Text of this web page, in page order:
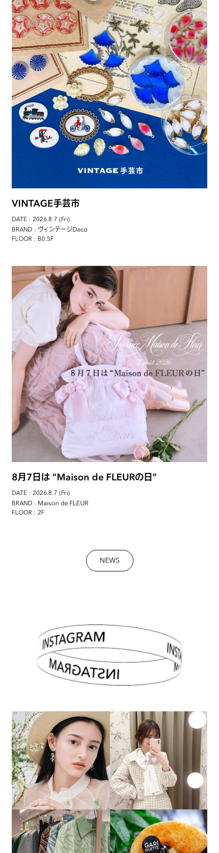
VINTAGE手芸市
DATE : 2026.8.7 (Fri)
BRAND : ヴィンテージDeco
FLOOR : B0.5F
8月7日は “Maison de FLEURの日”
DATE : 2026.8.7 (Fri)
BRAND : Maison de FLEUR
FLOOR : 2F
NEWS
INSTAGRAM